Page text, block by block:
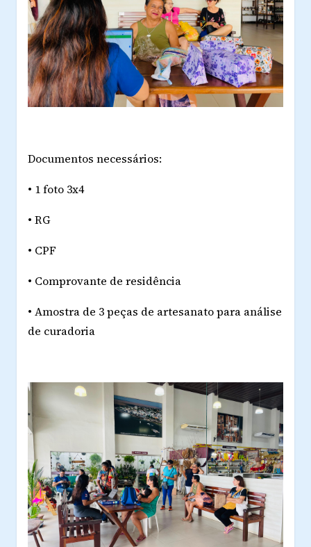
Documentos necessários:
• 1 foto 3x4
• RG
• CPF
• Comprovante de residência
• Amostra de 3 peças de artesanato para análise
de curadoria